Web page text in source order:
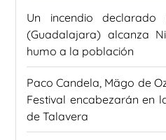
Un incendio
(Guadalajara) alcanza
humo a la población
Paco Candela, Mägo de
Festival encabezarán en
de Talavera